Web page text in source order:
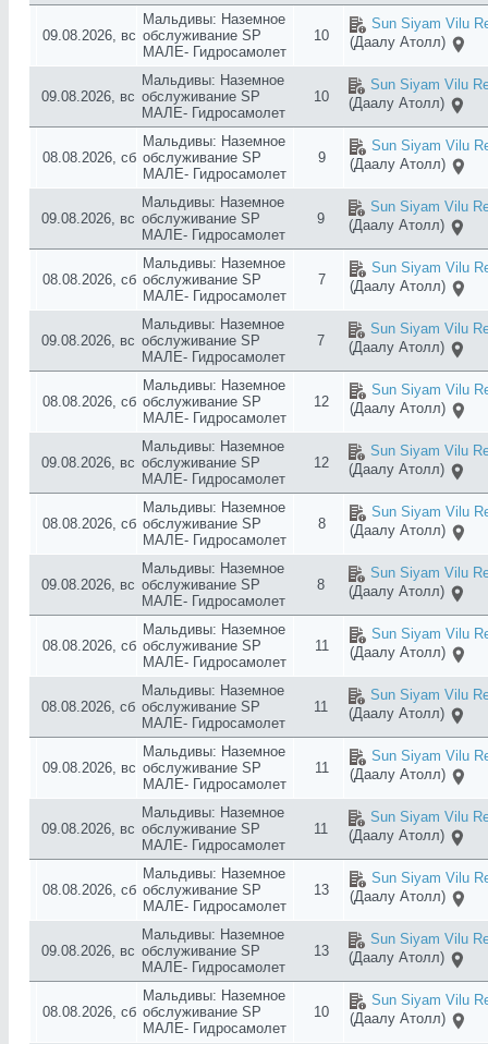
09.08.2026, вс
Мальдивы: Наземное
обслуживание SP
МАЛЕ- Гидросамолет
10
Sun Siyam Vilu
(Даалу Атолл)
09.08.2026, вс
Мальдивы: Наземное
обслуживание SP
МАЛЕ- Гидросамолет
10
Sun Siyam Vilu
(Даалу Атолл)
08.08.2026, сб
Мальдивы: Наземное
обслуживание SP
МАЛЕ- Гидросамолет
9
Sun Siyam Vilu
(Даалу Атолл)
09.08.2026, вс
Мальдивы: Наземное
обслуживание SP
МАЛЕ- Гидросамолет
9
Sun Siyam Vilu
(Даалу Атолл)
08.08.2026, сб
Мальдивы: Наземное
обслуживание SP
МАЛЕ- Гидросамолет
7
Sun Siyam Vilu
(Даалу Атолл)
09.08.2026, вс
Мальдивы: Наземное
обслуживание SP
МАЛЕ- Гидросамолет
7
Sun Siyam Vilu
(Даалу Атолл)
08.08.2026, сб
Мальдивы: Наземное
обслуживание SP
МАЛЕ- Гидросамолет
12
Sun Siyam Vilu
(Даалу Атолл)
09.08.2026, вс
Мальдивы: Наземное
обслуживание SP
МАЛЕ- Гидросамолет
12
Sun Siyam Vilu
(Даалу Атолл)
08.08.2026, сб
Мальдивы: Наземное
обслуживание SP
МАЛЕ- Гидросамолет
8
Sun Siyam Vilu
(Даалу Атолл)
09.08.2026, вс
Мальдивы: Наземное
обслуживание SP
МАЛЕ- Гидросамолет
8
Sun Siyam Vilu
(Даалу Атолл)
08.08.2026, сб
Мальдивы: Наземное
обслуживание SP
МАЛЕ- Гидросамолет
11
Sun Siyam Vilu
(Даалу Атолл)
08.08.2026, сб
Мальдивы: Наземное
обслуживание SP
МАЛЕ- Гидросамолет
11
Sun Siyam Vilu
(Даалу Атолл)
09.08.2026, вс
Мальдивы: Наземное
обслуживание SP
МАЛЕ- Гидросамолет
11
Sun Siyam Vilu
(Даалу Атолл)
09.08.2026, вс
Мальдивы: Наземное
обслуживание SP
МАЛЕ- Гидросамолет
11
Sun Siyam Vilu
(Даалу Атолл)
08.08.2026, сб
Мальдивы: Наземное
обслуживание SP
МАЛЕ- Гидросамолет
13
Sun Siyam Vilu
(Даалу Атолл)
09.08.2026, вс
Мальдивы: Наземное
обслуживание SP
МАЛЕ- Гидросамолет
13
Sun Siyam Vilu
(Даалу Атолл)
08.08.2026, сб
Мальдивы: Наземное
обслуживание SP
МАЛЕ- Гидросамолет
10
Sun Siyam Vilu
(Даалу Атолл)